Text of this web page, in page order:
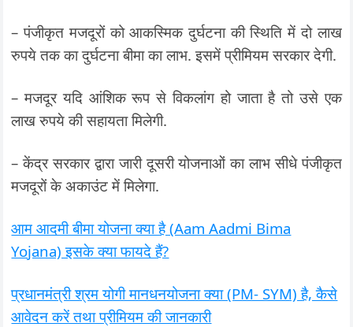
– पंजीकृत मजदूरों को आकस्मिक दुर्घटना की स्थिति में दो लाख
रुपये तक का दुर्घटना बीमा का लाभ. इसमें प्रीमियम सरकार देगी.
– मजदूर यदि आंशिक रूप से विकलांग हो जाता है तो उसे एक
लाख रुपये की सहायता मिलेगी.
– केंद्र सरकार द्वारा जारी दूसरी योजनाओं का लाभ सीधे पंजीकृत
मजदूरों के अकाउंट में मिलेगा.
आम आदमी बीमा योजना क्या है (Aam Aadmi Bima
Yojana) इसके क्या फायदे हैं?
प्रधानमंत्री श्रम योगी मानधनयोजना क्या (PM- SYM) है, कैसे
आवेदन करें तथा प्रीमियम की जानकारी